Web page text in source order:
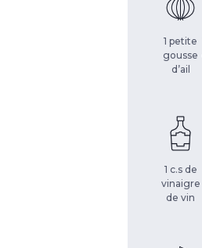
1 petite
gousse
d’ail
1 c.s de
vinaigre
de vin